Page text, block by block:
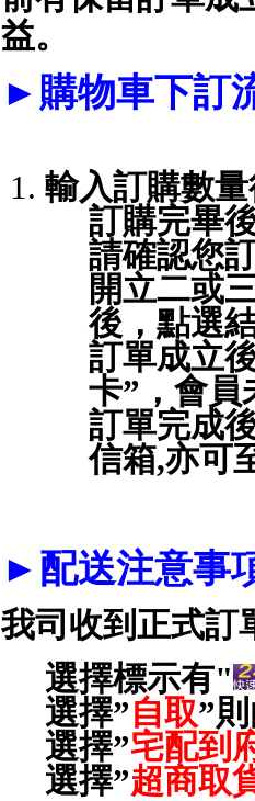
益。
► 購物車下訂
輸入訂購數
訂購完畢
請確認您
開立二或
後，點選
訂單成立
卡”，會員
訂單完成
信箱,亦可
► 配送注意事
我司收到正式訂
選擇標示有"
選擇”自取”
選擇”宅配到
選擇”超商取